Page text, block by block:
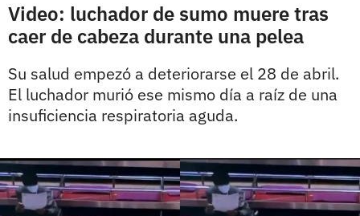
Video: luchador de sumo muere tras
caer de cabeza durante una pelea
Su salud empezó a deteriorarse el 28 de abril.
El luchador murió ese mismo día a raíz de una
insuficiencia respiratoria aguda.